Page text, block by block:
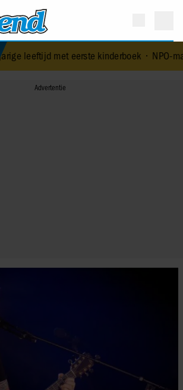
eerste kinderboek• NPO-manager